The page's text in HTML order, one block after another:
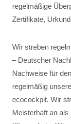
regelmäßige
Zertifikate,
Wir streben
– Deutscher
Nachweise für
regelmäßig
ecocockpit. Wir
Meisterhaft an